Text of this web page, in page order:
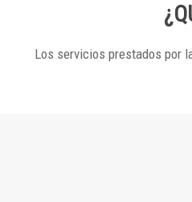
Los servicios prestados por